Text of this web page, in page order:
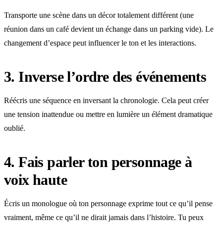
Transporte une scène dans un décor totalement différent (une
réunion dans un café devient un échange dans un parking vide). Le
changement d’espace peut influencer le ton et les interactions.
3. Inverse l’ordre des événements
Réécris une séquence en inversant la chronologie. Cela peut créer
une tension inattendue ou mettre en lumière un élément dramatique
oublié.
4. Fais parler ton personnage à
voix haute
Écris un monologue où ton personnage exprime tout ce qu’il pense
vraiment, même ce qu’il ne dirait jamais dans l’histoire. Tu peux